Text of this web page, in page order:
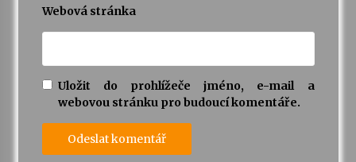
Webová stránka
Uložit do prohlížeče jméno, e-mail a
webovou stránku pro budoucí komentáře.